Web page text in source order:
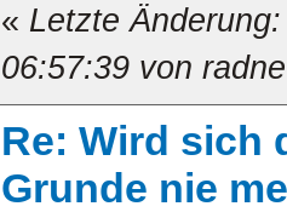
« Letzte
06:57:39 von
Re: Wird sich
Grunde nie